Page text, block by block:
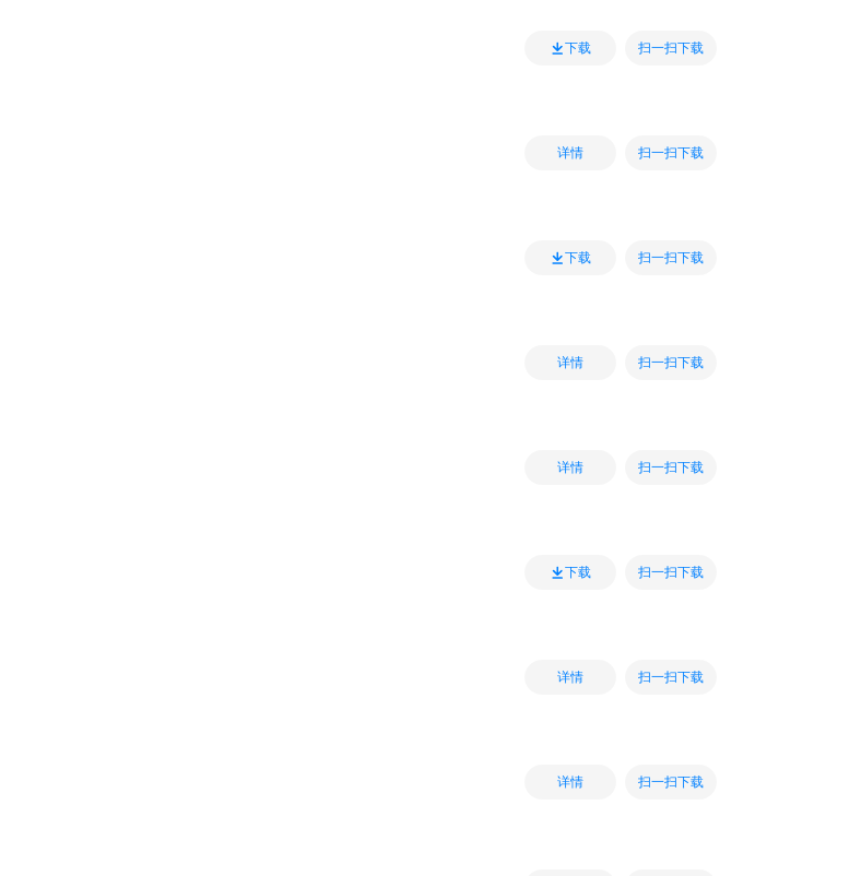
下载 扫一扫下载
详情 扫一扫下载
下载 扫一扫下载
详情 扫一扫下载
详情 扫一扫下载
下载 扫一扫下载
详情 扫一扫下载
详情 扫一扫下载